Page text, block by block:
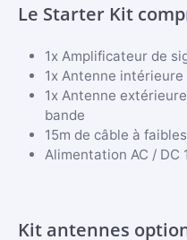
Le Starter Kit
1x Amplificateur de
1x Antenne
1x Antenne
bande
15m de câble à
Alimentation AC / DC
Kit antennes